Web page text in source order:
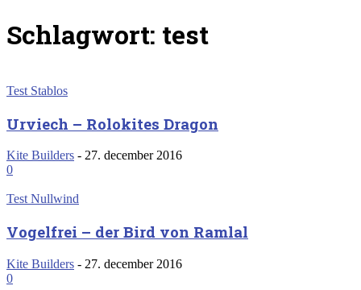
Schlagwort: test
Test Stablos
Urviech – Rolokites Dragon
Kite Builders - 27. december 2016
0
Test Nullwind
Vogelfrei – der Bird von Ramlal
Kite Builders - 27. december 2016
0